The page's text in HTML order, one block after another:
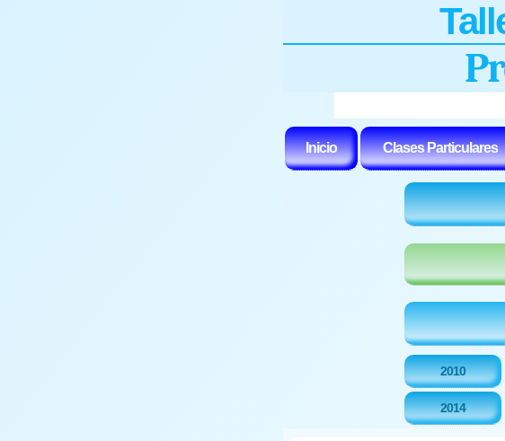
Tall
Pr
Inicio Clases Particulares
2010
2014